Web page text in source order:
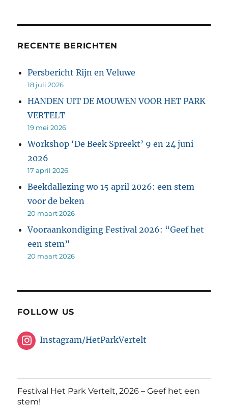
RECENTE BERICHTEN
Persbericht Rijn en Veluwe
18 juli 2026
HANDEN UIT DE MOUWEN VOOR HET PARK
VERTELT
19 mei 2026
Workshop ‘De Beek Spreekt’ 9 en 24 juni
2026
17 april 2026
Beekdallezing wo 15 april 2026: een stem
voor de beken
20 maart 2026
Vooraankondiging Festival 2026: “Geef het
een stem”
20 maart 2026
FOLLOW US
Instagram/HetParkVertelt
Festival Het Park Vertelt, 2026 – Geef het een
stem!